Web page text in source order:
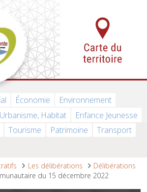
Économie
Environnement
Urbanisme, Habitat
Enfance Jeunesse
Tourisme Patrimoine Transport
Les délibérations
Délibérations
du 15 décembre 2022